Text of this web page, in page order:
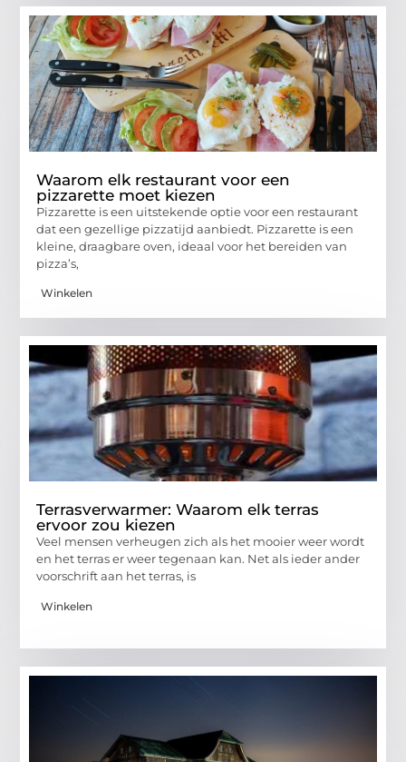
Waarom elk restaurant voor een
pizzarette moet kiezen
Pizzarette is een uitstekende optie voor een restaurant
dat een gezellige pizzatijd aanbiedt. Pizzarette is een
kleine, draagbare oven, ideaal voor het bereiden van
pizza’s,
Winkelen
Terrasverwarmer: Waarom elk terras
ervoor zou kiezen
Veel mensen verheugen zich als het mooier weer wordt
en het terras er weer tegenaan kan. Net als ieder ander
voorschrift aan het terras, is
Winkelen